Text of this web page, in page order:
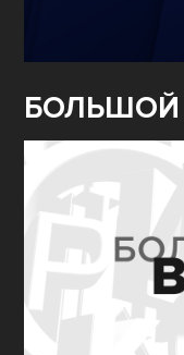
БОЛЬШОЙ